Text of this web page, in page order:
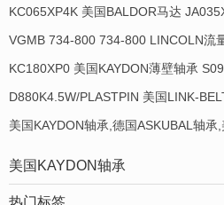
KC065XP4K 美国BALDOR马达
KC180XP0 美国KAYDON薄壁轴承
D880K4.5W/PLASTPIN 美国LINK-
美国KAYDON轴承,德国ASKUBAL轴承
美国KAYDON轴承
热门标签